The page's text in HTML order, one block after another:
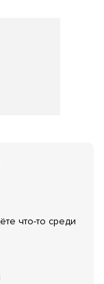
что-то среди